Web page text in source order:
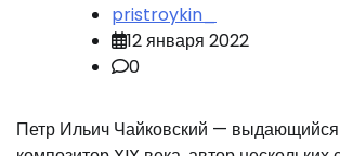
pristroykin_
12 января 2022
0
Петр Ильич Чайковский — выдающийся